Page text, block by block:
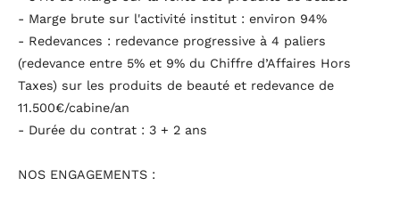
- Marge brute sur l'activité institut : environ 94%
- Redevances : redevance progressive à 4 paliers
(redevance entre 5% et 9% du Chiffre d’Affaires Hors
Taxes) sur les produits de beauté et redevance de
11.500€/cabine/an
- Durée du contrat : 3 + 2 ans
NOS ENGAGEMENTS :